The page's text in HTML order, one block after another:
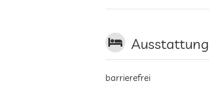
Ausstattung
barrierefrei